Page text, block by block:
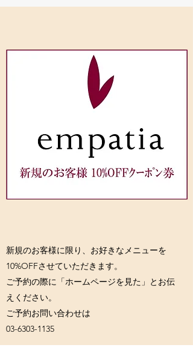
新規のお客様に限り、お好きなメニューを
10%OFFさせていただきます。
ご予約の際に「ホームページを見た」とお伝
えください。
ご予約お問い合わせは
03-6303-1135